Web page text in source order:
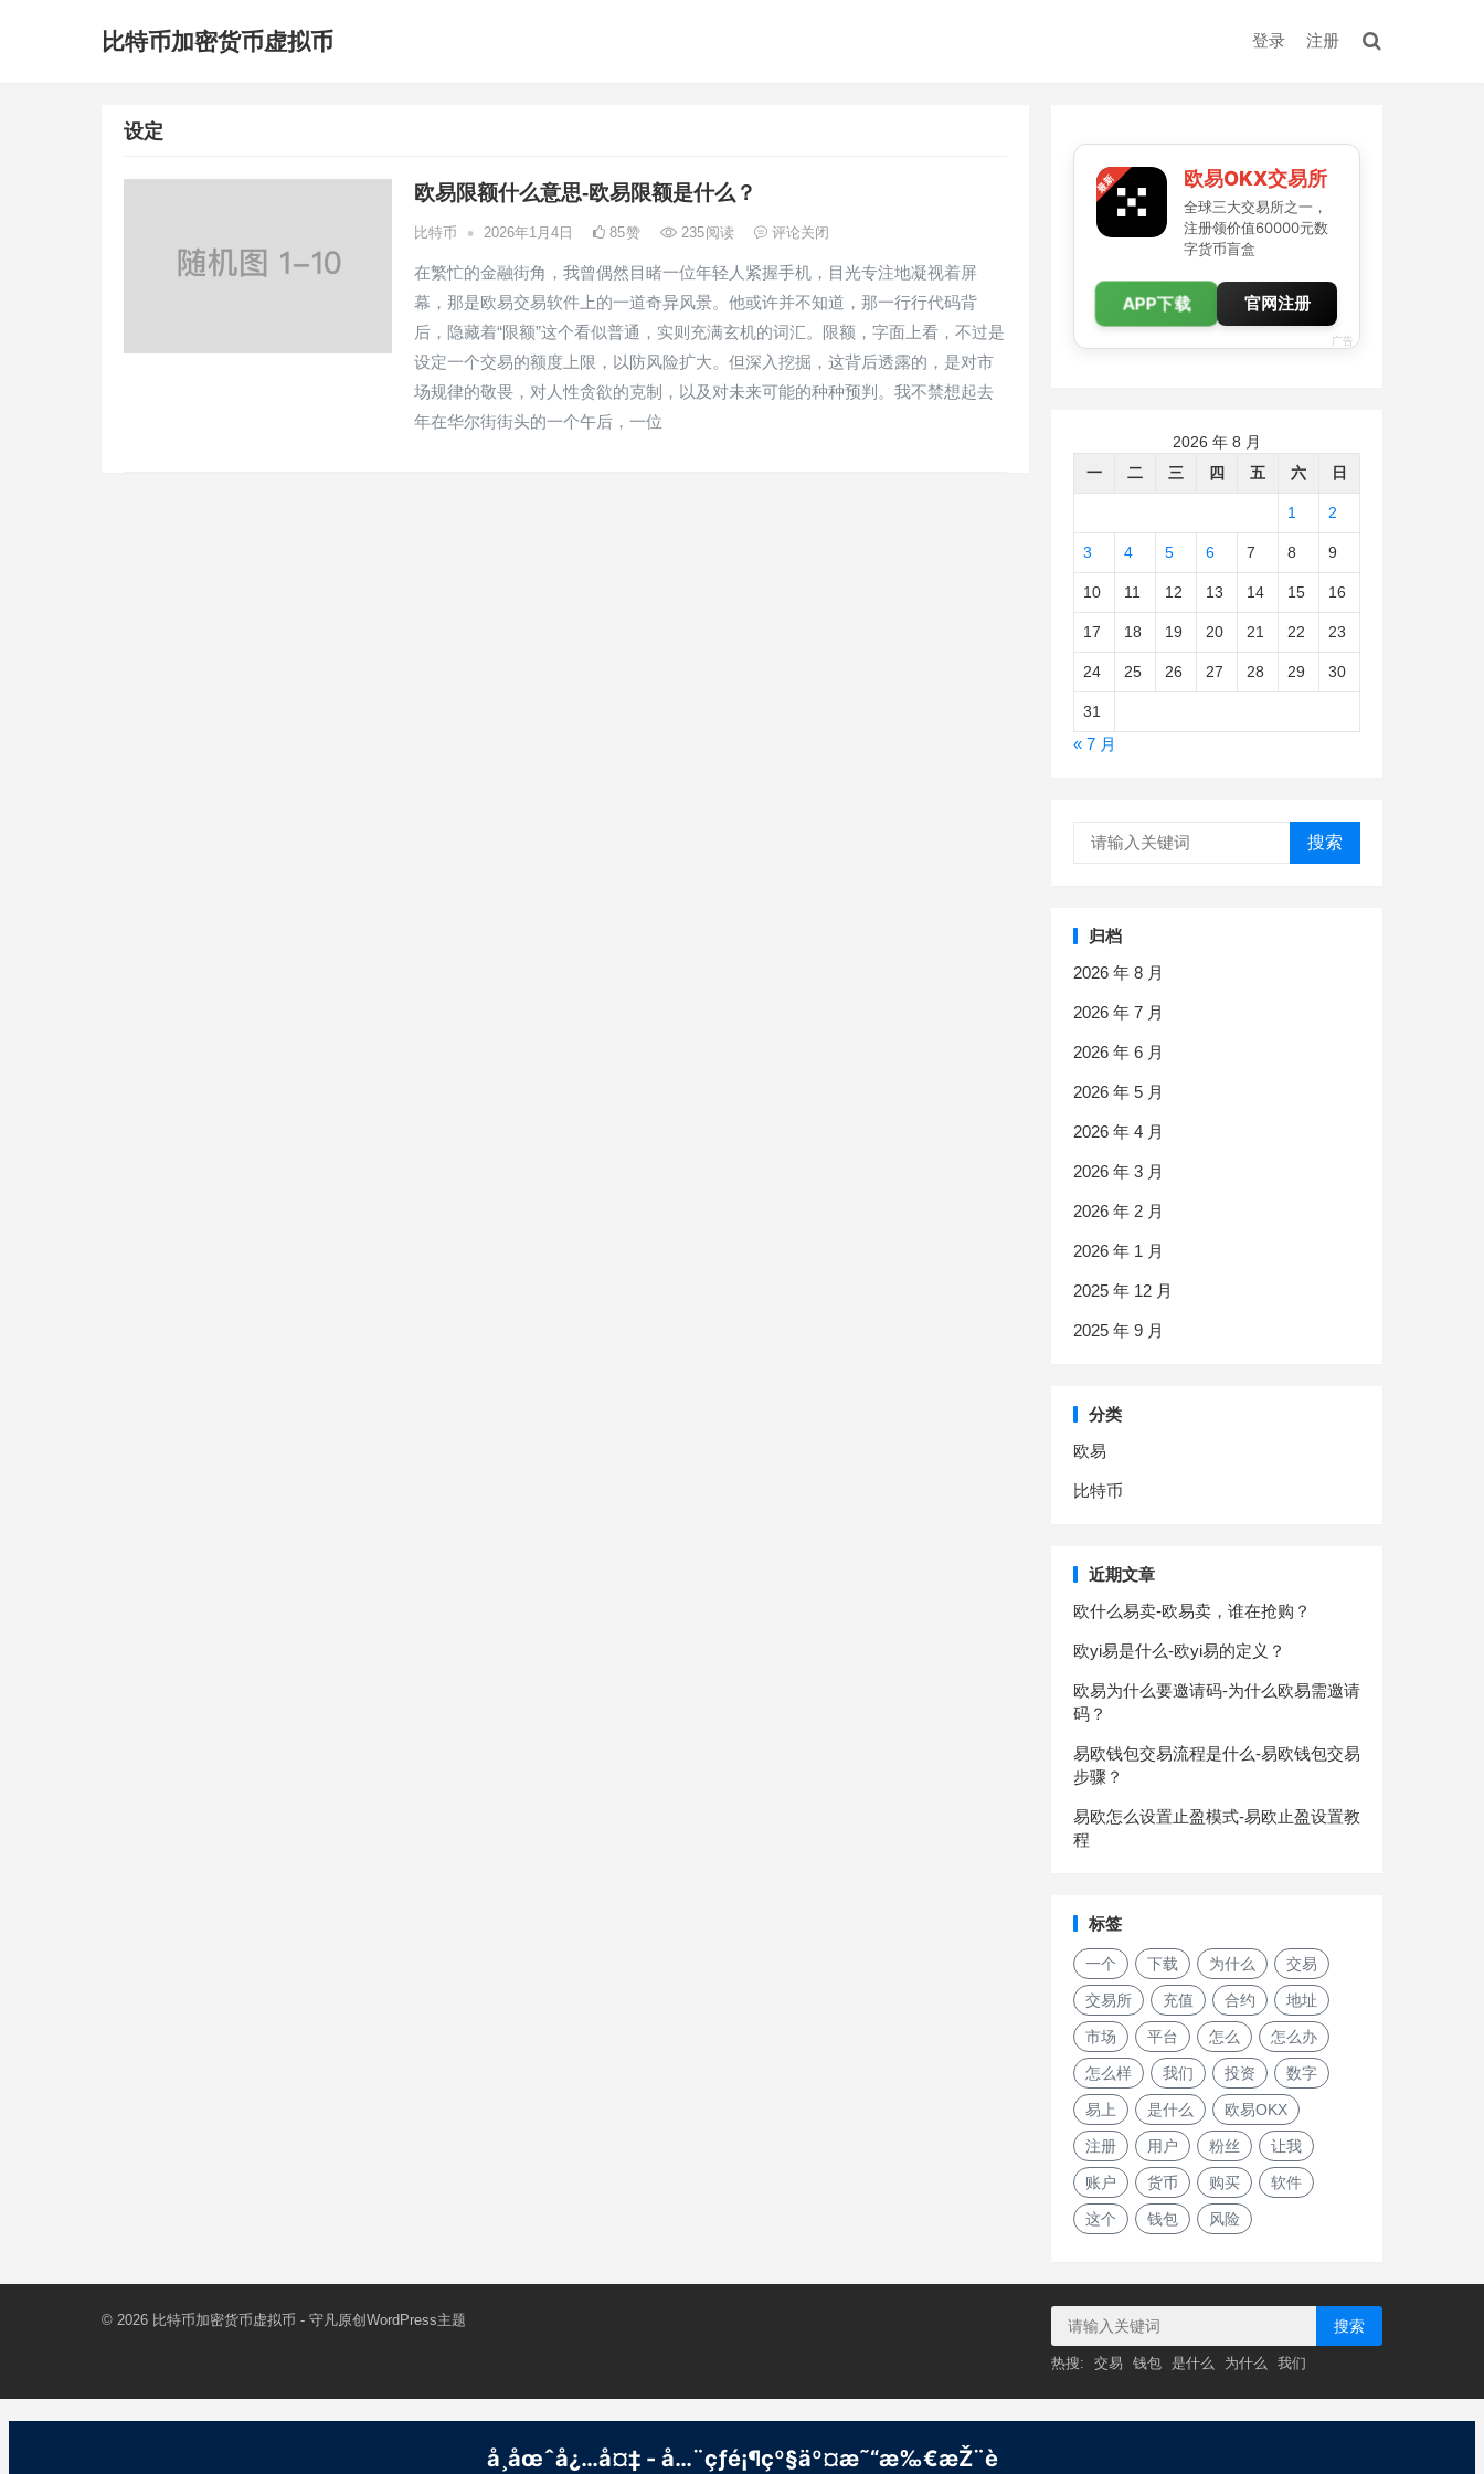
比特币加密货币虚拟币 登录 注册
设定
欧易限额什么意思-欧易限额是什么？
比特币 • 2026年1月4日 85赞 235阅读 评论关闭
在繁忙的金融街角，我曾偶然目睹一位年轻人紧握手机，目光专注地凝视着屏
幕，那是欧易交易软件上的一道奇异风景。他或许并不知道，那一行行代码背
后，隐藏着“限额”这个看似普通，实则充满玄机的词汇。限额，字面上看，不过是
设定一个交易的额度上限，以防风险扩大。但深入挖掘，这背后透露的，是对市
场规律的敬畏，对人性贪欲的克制，以及对未来可能的种种预判。我不禁想起去
年在华尔街街头的一个午后，一位
欧易OKX交易所
全球三大交易所之一，
注册领价值60000元数
字货币盲盒
APP下载 官网注册
广告
2026 年 8 月
一
二 三 四 五 六 日
1 2
3 4 5 6 7 8 9
10 11 12 13 14 15 16
17 18 19 20 21 22 23
24 25 26 27 28 29 30
31
« 7 月
搜索
归档
2026 年 8 月
2026 年 7 月
2026 年 6 月
2026 年 5 月
2026 年 4 月
2026 年 3 月
2026 年 2 月
2026 年 1 月
2025 年 12 月
2025 年 9 月
分类
欧易
比特币
近期文章
欧什么易卖-欧易卖，谁在抢购？
欧yi易是什么-欧yi易的定义？
欧易为什么要邀请码-为什么欧易需邀请
码？
易欧钱包交易流程是什么-易欧钱包交易
步骤？
易欧怎么设置止盈模式-易欧止盈设置教
程
标签
一个 下载 为什么 交易
交易所 充值 合约 地址
市场 平台 怎么 怎么办
怎么样 我们 投资 数字
易上 是什么 欧易OKX
注册 用户 粉丝 让我
账户 货币 购买 软件
这个 钱包 风险
© 2026 比特币加密货币虚拟币 - 守凡原创 WordPress主题 搜索
热搜: 交易 钱包 是什么 为什么 我们